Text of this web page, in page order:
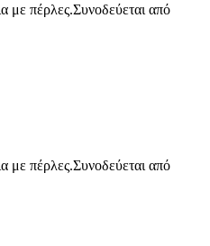
με πέρλες.Συνοδεύεται από
με πέρλες.Συνοδεύεται από